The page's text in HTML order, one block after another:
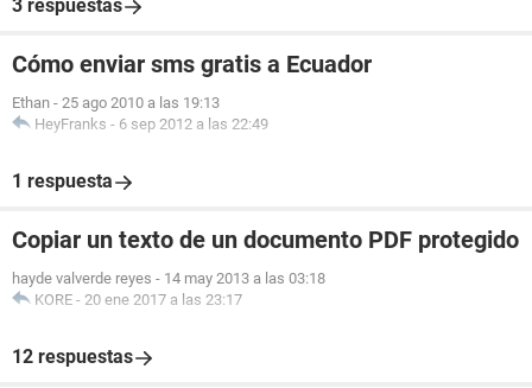
3 respuestas
Cómo enviar sms gratis a Ecuador
Ethan - 25 ago 2010 a las 19:13
HeyFranks - 6 sep 2012 a las 22:49
1 respuesta
Copiar un texto de un documento PDF protegido
hayde valverde reyes - 14 may 2013 a las 03:18
KORE - 20 ene 2017 a las 23:17
12 respuestas